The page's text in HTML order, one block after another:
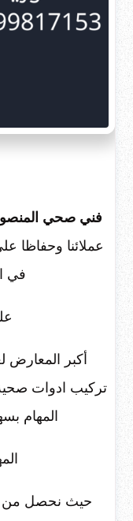
فني صحي
عملائنا وحفاظا
في
أكبر
تركيب ادوات
المهام
حيث نحصل من